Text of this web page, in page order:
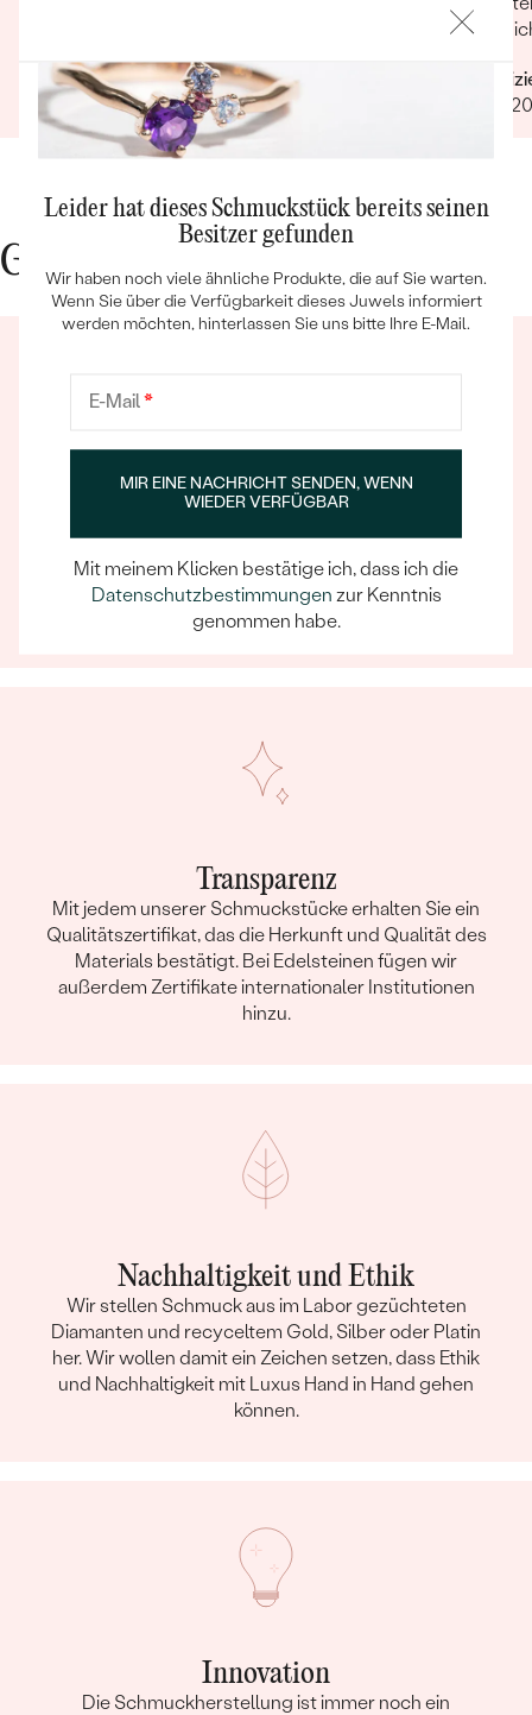
Bestseller
ANSEHEN
Olivin
ANZAHL:
8
ABMESSUNGEN:
FARBE:
Grün
HERKUNFT:
Natürlich
Nebensteine
ANZAHL:
ABMESSUNGEN:
Natürlich
Verifizierter Kunde
23.06.2025
kann
nicht
Gute Gründe für Eppi
Ein Eppi-sches Erlebnis
Wenn Sie online oder persönlich einkaufen, können Sie
sich darauf verlassen, dass unser Team dafür sorgt,
dass schon die Auswahl eines Schmuckstücks zu
einem unvergesslichen Erlebnis wird.
Transparenz
Mit jedem unserer Schmuckstücke erhalten Sie ein
Qualitätszertifikat, das die Herkunft und Qualität des
Materials bestätigt. Bei Edelsteinen fügen wir
außerdem Zertifikate internationaler Institutionen
hinzu.
Nachhaltigkeit und Ethik
Wir stellen Schmuck aus im Labor gezüchteten
Diamanten und recyceltem Gold, Silber oder Platin
her. Wir wollen damit ein Zeichen setzen, dass Ethik
und Nachhaltigkeit mit Luxus Hand in Hand gehen
können.
Innovation
Die Schmuckherstellung ist immer noch ein
Leider hat dieses Schmuckstück bereits seinen
Besitzer gefunden
Wir haben noch viele ähnliche Produkte, die auf Sie warten.
Wenn Sie über die Verfügbarkeit dieses Juwels informiert
werden möchten, hinterlassen Sie uns bitte Ihre E-Mail.
E-Mail*
MIR EINE NACHRICHT SENDEN, WENN
WIEDER VERFÜGBAR
Mit meinem Klicken bestätige ich, dass ich die
Datenschutzbestimmungen zur Kenntnis
genommen habe.